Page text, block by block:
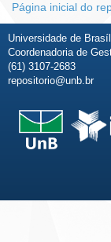
Página inicial do
Universidade de
Coordenadoria de
(61) 3107-2683
repositorio@unb.br